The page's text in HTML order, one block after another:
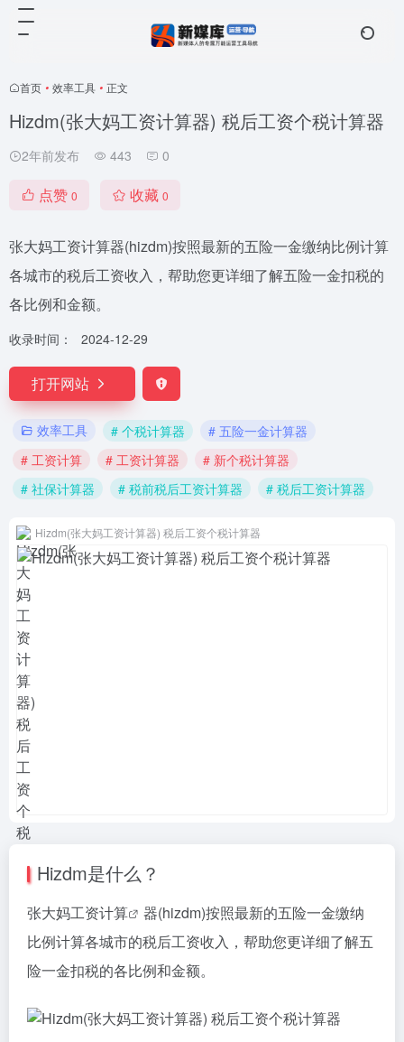
首页 • 效率工具 • 正文
Hizdm(张大妈工资计算器) 税后工资个税计算器
2年前发布 443 0
点赞 0 收藏 0
张大妈工资计算器(hizdm)按照最新的五险一金缴纳比例计算
各城市的税后工资收入，帮助您更详细了解五险一金扣税的
各比例和金额。
收录时间： 2024-12-29
打开网站
效率工具 # 个税计算器
# 五险一金计算器
# 工资计算
# 工资计算器
# 新个税计算器
# 社保计算器
# 税前税后工资计算器 # 税后工资计算器
Hizdm(张大妈工资计算器) 税后工资个税计算器
Hizdm是什么？
张大妈工资计算
器(hizdm)按照最新的五险一金缴纳
比例计算各城市的税后工资收入，帮助您更详细了解五
险一金扣税的各比例和金额。